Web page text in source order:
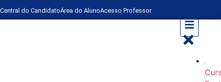
Central do CandidatoÁrea do AlunoAcesso Professor